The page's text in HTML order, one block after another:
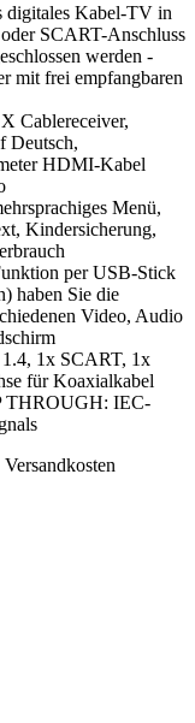
digitales Kabel-TV in
SCART-Anschluss
werden -
mit frei empfangbaren
Cablereceiver,
Deutsch,
HDMI-Kabel
Menü,
Kindersicherung,
per USB-Stick
haben Sie die
Video, Audio
1x SCART, 1x
für Koaxialkabel
THROUGH: IEC-